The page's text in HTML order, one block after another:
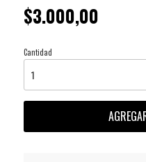
$3.000,00
Cantidad